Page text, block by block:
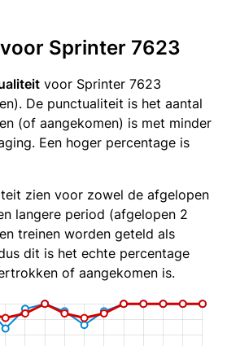
Sprinter 7623
voor Sprinter 7623
De punctualiteit is het aantal
(of aangekomen) is met minder
Een hoger percentage is
zien voor zowel de afgelopen
langere period (afgelopen 2
treinen worden geteld als
dit is het echte percentage
of aangekomen is.